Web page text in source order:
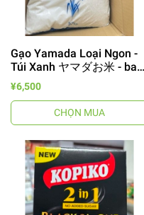
Gạo Yamada Loại Ngon -
Túi Xanh ヤマダお米 - bao
10kg
¥6,500
CHỌN MUA